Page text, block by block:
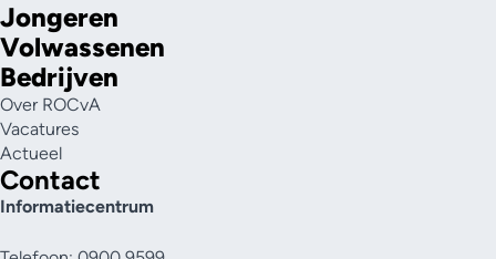
Jongeren
Volwassenen
Bedrijven
Over ROCvA
Vacatures
Actueel
Contact
Informatiecentrum